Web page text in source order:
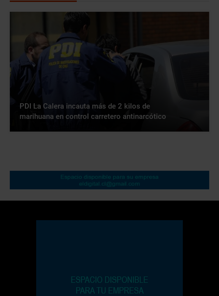
PDI La Calera incauta más de 2 kilos de
marihuana en control carretero antinarcótico